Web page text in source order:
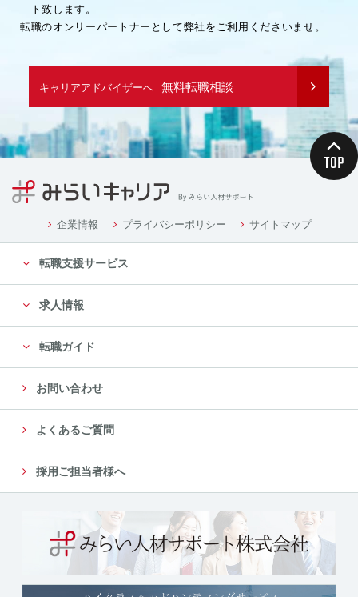
―ト致します。
転職のオンリーパートナーとして弊社をご利用くださいませ。
キャリアアドバイザーへ 無料転職相談
企業情報 プライバシーポリシー サイトマップ
転職支援サービス
求人情報
転職ガイド
お問い合わせ
よくあるご質問
採用ご担当者様へ